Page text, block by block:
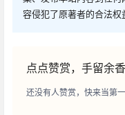
容侵犯了原著者的合法权
点点赞赏，手留余香
还没有人赞赏，快来当第